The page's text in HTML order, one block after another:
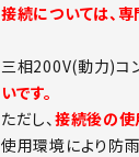
接続については、専
三相200V(動力)コ
いです。
ただし、 接続後の使
使用環境により防